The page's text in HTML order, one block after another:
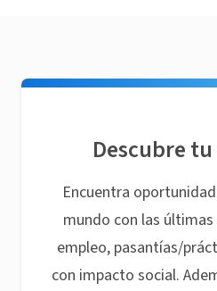
Descubre
Encuentra
mundo con las
empleo, pasantías/
con impacto social.